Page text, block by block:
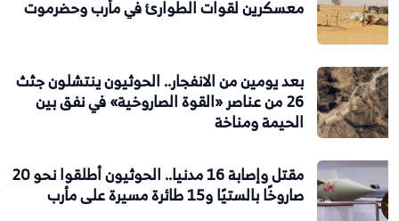
معسكرين لقوات الطوارئ في مأرب وحضرموت
بعد يومين من الانفجار.. الحوثيون ينتشلون جثث
26 من عناصر «القوة الصاروخية» في نفق بين
الحيمة ومناخة
مقتل وإصابة 16 مدنيا.. الحوثيون أطلقوا نحو 20
صاروخًا بالستيًا و15 طائرة مسيرة على مأرب